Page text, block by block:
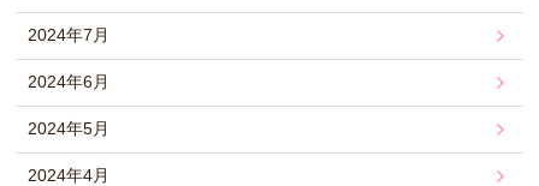
2024年7月
2024年6月
2024年5月
2024年4月